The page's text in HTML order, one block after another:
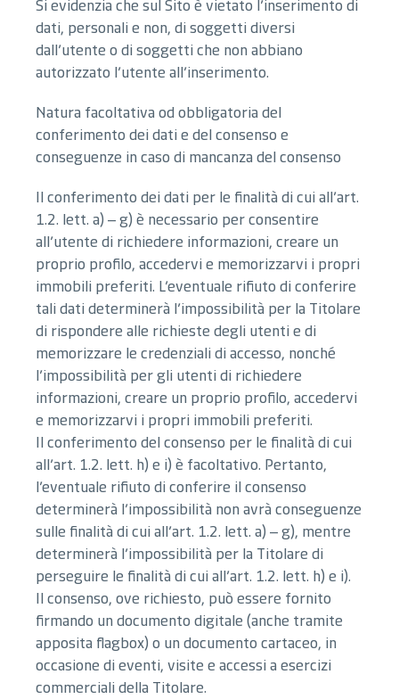
Si evidenzia che sul Sito è vietato l’inserimento di
dati, personali e non, di soggetti diversi
dall’utente o di soggetti che non abbiano
autorizzato l’utente all’inserimento.
Natura facoltativa od obbligatoria del
conferimento dei dati e del consenso e
conseguenze in caso di mancanza del consenso
Il conferimento dei dati per le finalità di cui all’art.
1.2. lett. a) – g) è necessario per consentire
all’utente di richiedere informazioni, creare un
proprio profilo, accedervi e memorizzarvi i propri
immobili preferiti. L’eventuale rifiuto di conferire
tali dati determinerà l’impossibilità per la Titolare
di rispondere alle richieste degli utenti e di
memorizzare le credenziali di accesso, nonché
l’impossibilità per gli utenti di richiedere
informazioni, creare un proprio profilo, accedervi
e memorizzarvi i propri immobili preferiti.
Il conferimento del consenso per le finalità di cui
all’art. 1.2. lett. h) e i) è facoltativo. Pertanto,
l’eventuale rifiuto di conferire il consenso
determinerà l’impossibilità non avrà conseguenze
sulle finalità di cui all’art. 1.2. lett. a) – g), mentre
determinerà l’impossibilità per la Titolare di
perseguire le finalità di cui all’art. 1.2. lett. h) e i).
Il consenso, ove richiesto, può essere fornito
firmando un documento digitale (anche tramite
apposita flagbox) o un documento cartaceo, in
occasione di eventi, visite e accessi a esercizi
commerciali della Titolare.